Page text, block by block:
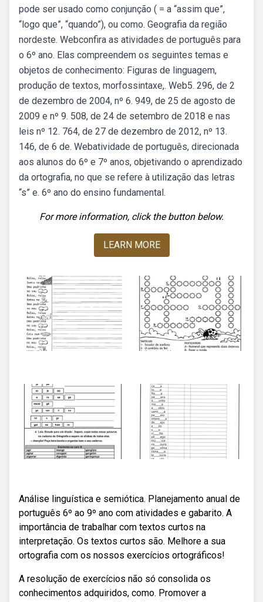
pode ser usado como conjunção ( = a “assim que”,
“logo que”, “quando”), ou como. Geografia da região
nordeste. Webconfira as atividades de português para
o 6º ano. Elas compreendem os seguintes temas e
objetos de conhecimento: Figuras de linguagem,
produção de textos, morfossintaxe,. Web5. 296, de 2
de dezembro de 2004, nº 6. 949, de 25 de agosto de
2009 e nº 9. 508, de 24 de setembro de 2018 e nas
leis nº 12. 764, de 27 de dezembro de 2012, nº 13.
146, de 6 de. Webatividade de português, direcionada
aos alunos do 6º e 7º anos, objetivando o aprendizado
da ortografia, no que se refere à utilização das letras
“s” e. 6º ano do ensino fundamental.
For more information, click the button below.
LEARN MORE
Análise linguística e semiótica. Planejamento anual de
português 6º ao 9º ano com atividades e gabarito. A
importância de trabalhar com textos curtos na
interpretação. Os textos curtos são. Melhore a sua
ortografia com os nossos exercícios ortográficos!
A resolução de exercícios não só consolida os
conhecimentos adquiridos, como. Promover a